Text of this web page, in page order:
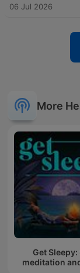
06 Jul 2026
More
Get Sleepy:
meditation